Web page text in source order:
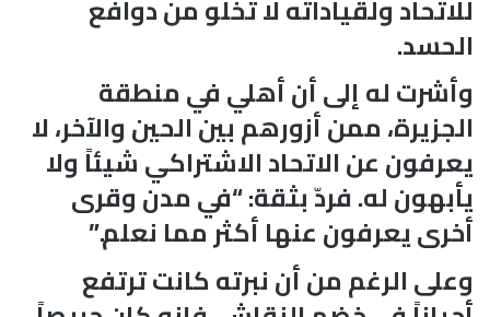
للاتحاد ولقياداته لا تخلو من دوافع
الحسد.
وأشرت له إلى أن أهلي في منطقة
الجزيرة، ممن أزورهم بين الحين والآخر، لا
يعرفون عن الاتحاد الاشتراكي شيئاً ولا
يأبهون له. فردّ بثقة: “في مدن وقرى
أخرى يعرفون عنها أكثر مما نعلم.”
وعلى الرغم من أن نبرته كانت ترتفع